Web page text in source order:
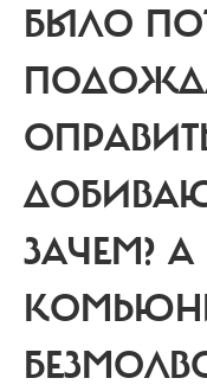
БЫЛО
ЗАЧЕМ?